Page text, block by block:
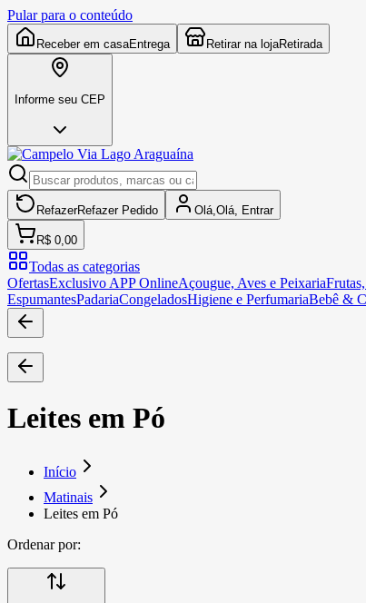
Pular para o conteúdo
Receber em casaEntrega Retirar na lojaRetirada
Informe seu CEP
RefazerRefazer Pedido Olá, Olá, Entrar
R$ 0,00
Todas as categorias
OfertasExclusivo APP OnlineAçougue, Aves e Peixaria
EspumantesPadariaCongeladosHigiene e PerfumariaBebê &
Leites em Pó
Início
Matinais
Leites em Pó
Ordenar por: